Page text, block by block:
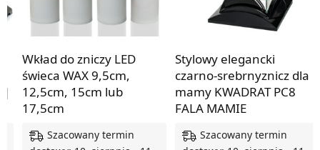
|
Wkład do zniczy LED
świeca WAX 9,5cm,
12,5cm, 15cm lub
17,5cm
Szacowany termin
Stylowy elegancki
czarno-srebrnyznicz dla
mamy KWADRAT PC8
FALA MAMIE
Szacowany termin